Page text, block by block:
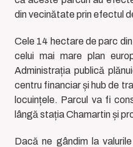
din vecinătate prin efectul
Cele 14 hectare de parc
celui mai mare plan
Administrația publică
centru financiar și hub de
locuințele. Parcul va fi
lângă stația Chamartin și
Dacă ne gândim la